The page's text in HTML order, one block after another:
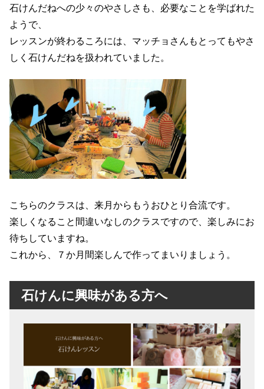
石けんだねへの少々のやさしさも、必要なことを学ばれた
ようで、
レッスンが終わるころには、マッチョさんもとってもやさ
しく石けんだねを扱われていました。
こちらのクラスは、来月からもうおひとり合流です。
楽しくなること間違いなしのクラスですので、楽しみにお
待ちしていますね。
これから、７か月間楽しんで作ってまいりましょう。
石けんに興味がある方へ